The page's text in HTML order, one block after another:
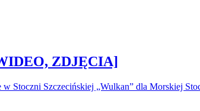
ZDJĘCIA]
w Stoczni Szczecińskiej „Wulkan” dla Morskiej